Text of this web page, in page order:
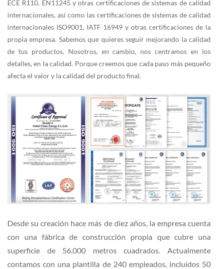
ECE R110, EN11245 y otras certificaciones de sistemas de calidad
internacionales, así como las certificaciones de sistemas de calidad
internacionales ISO9001, IATF 16949 y otras certificaciones de la
propia empresa. Sabemos que quieres seguir mejorando la calidad
de tus productos. Nosotros, en cambio, nos centramos en los
detalles, en la calidad. Porque creemos que cada paso más pequeño
afecta el valor y la calidad del producto final.
Desde su creación hace más de diez años, la empresa cuenta
con una fábrica de construcción propia que cubre una
superficie de 56.000 metros cuadrados. Actualmente
contamos con una plantilla de 240 empleados, incluidos 50